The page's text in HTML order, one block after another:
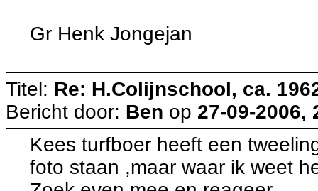
Gr Henk Jongejan
Titel: Re: H.Colijnschool, ca.
Bericht door: Ben op 27-09-2006,
Kees turfboer heeft een
foto staan ,maar waar ik weet